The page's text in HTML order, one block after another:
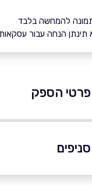
להמחשה בלבד
תינתן הנחה עבור
פרטי הספק
סניפים